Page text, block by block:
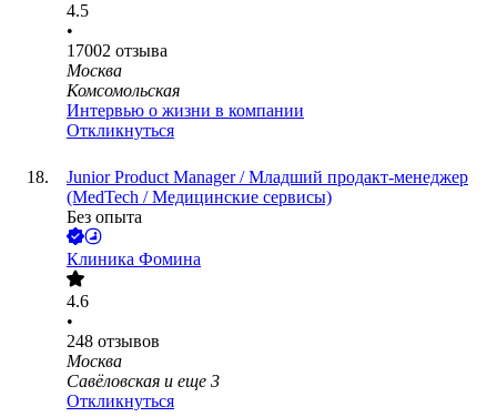
4.5
•
17002 отзыва
Москва
Комсомольская
Интервью о жизни в компании
Откликнуться
Junior Product Manager / Младший продакт-менеджер
(MedTech / Медицинские сервисы)
Без опыта
Клиника Фомина
4.6
•
248 отзывов
Москва
Савёловская и еще 3
Откликнуться